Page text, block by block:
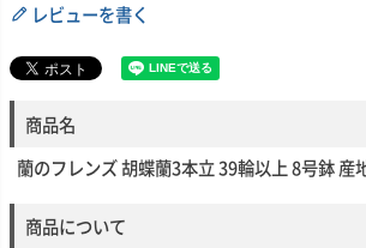
レビューを書く
商品名
蘭のフレンズ 胡蝶蘭3本立 39輪以上 8号鉢 産
商品について